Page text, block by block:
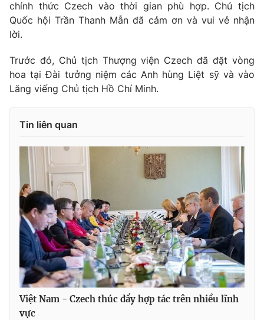
chính thức Czech vào thời gian phù hợp. Chủ tịch
Quốc hội Trần Thanh Mẫn đã cảm ơn và vui vẻ nhận
lời.
Trước đó, Chủ tịch Thượng viện Czech đã đặt vòng
hoa tại Đài tưởng niệm các Anh hùng Liệt sỹ và vào
Lăng viếng Chủ tịch Hồ Chí Minh.
Tin liên quan
Việt Nam - Czech thúc đẩy hợp tác trên nhiều lĩnh
vực